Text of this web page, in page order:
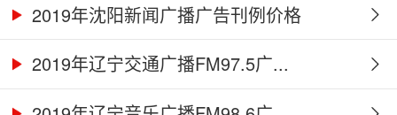
2019年沈阳新闻广播广告刊例价格
2019年辽宁交通广播FM97.5广...